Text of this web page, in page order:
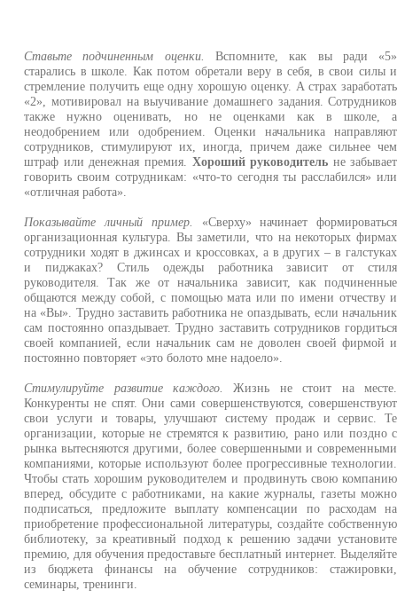
Ставьте подчиненным оценки.
Вспомните, как вы ради «5»
старались в школе. Как потом обретали веру в себя, в свои силы и
стремление получить еще одну хорошую оценку. А страх заработать
«2», мотивировал на выучивание домашнего задания. Сотрудников
также нужно оценивать, но не оценками как в школе, а
неодобрением или одобрением. Оценки начальника направляют
сотрудников, стимулируют их, иногда, причем даже сильнее чем
штраф или денежная премия. Хороший руководитель не забывает
говорить своим сотрудникам: «что-то сегодня ты расслабился» или
«отличная работа».
Показывайте личный пример.
«Сверху» начинает формироваться
организационная культура. Вы заметили, что на некоторых фирмах
сотрудники ходят в джинсах и кроссовках, а в других – в галстуках
и пиджаках? Стиль одежды работника зависит от стиля
руководителя. Так же от начальника зависит, как подчиненные
общаются между собой, с помощью мата или по имени отчеству и
на «Вы». Трудно заставить работника не опаздывать, если начальник
сам постоянно опаздывает. Трудно заставить сотрудников гордиться
своей компанией, если начальник сам не доволен своей фирмой и
постоянно повторяет «это болото мне надоело».
Стимулируйте развитие каждого.
Жизнь не стоит на месте.
Конкуренты не спят. Они сами совершенствуются, совершенствуют
свои услуги и товары, улучшают систему продаж и сервис. Те
организации, которые не стремятся к развитию, рано или поздно с
рынка вытесняются другими, более совершенными и современными
компаниями, которые используют более прогрессивные технологии.
Чтобы стать хорошим руководителем и продвинуть свою компанию
вперед, обсудите с работниками, на какие журналы, газеты можно
подписаться, предложите выплату компенсации по расходам на
приобретение профессиональной литературы, создайте собственную
библиотеку, за креативный подход к решению задачи установите
премию, для обучения предоставьте бесплатный интернет. Выделяйте
из бюджета финансы на обучение сотрудников: стажировки,
семинары, тренинги.